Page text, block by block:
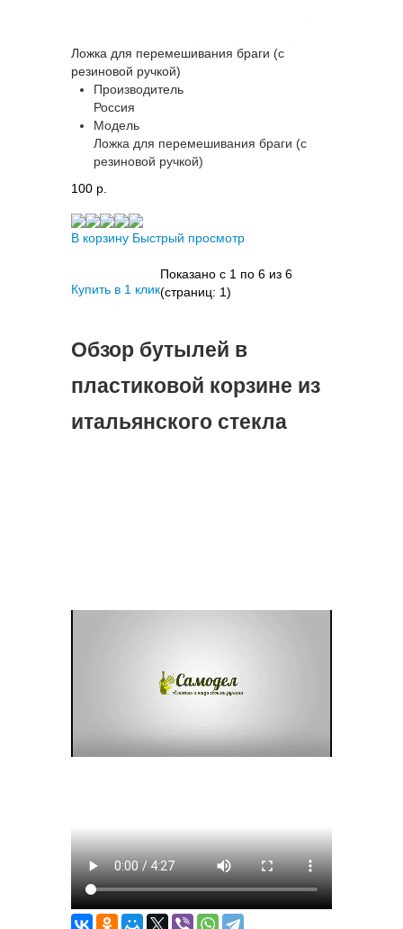
Ложка для перемешивания браги (с
резиновой ручкой)
Производитель
Россия
Модель
Ложка для перемешивания браги (с
резиновой ручкой)
100 p.
В корзину Быстрый просмотр
Купить в 1 клик
Показано с 1 по 6 из 6
(страниц: 1)
Обзор бутылей в
пластиковой корзине из
итальянского стекла